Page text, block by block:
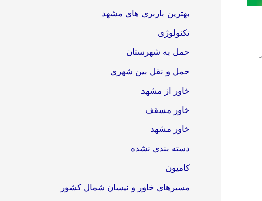
بهترین باربری های مشهد
تکنولوژی
حمل به شهرستان
حمل و نقل بین شهری
خاور از مشهد
خاور مسقف
خاور مشهد
دسته بندی نشده
کامیون
مسیرهای خاور و نیسان شمال کشور